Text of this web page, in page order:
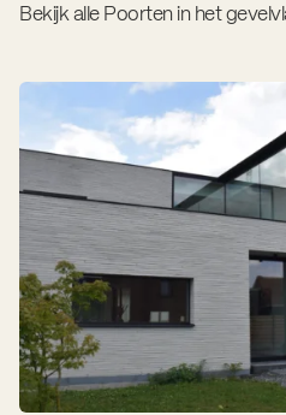
Bekijk alle Poorten in het